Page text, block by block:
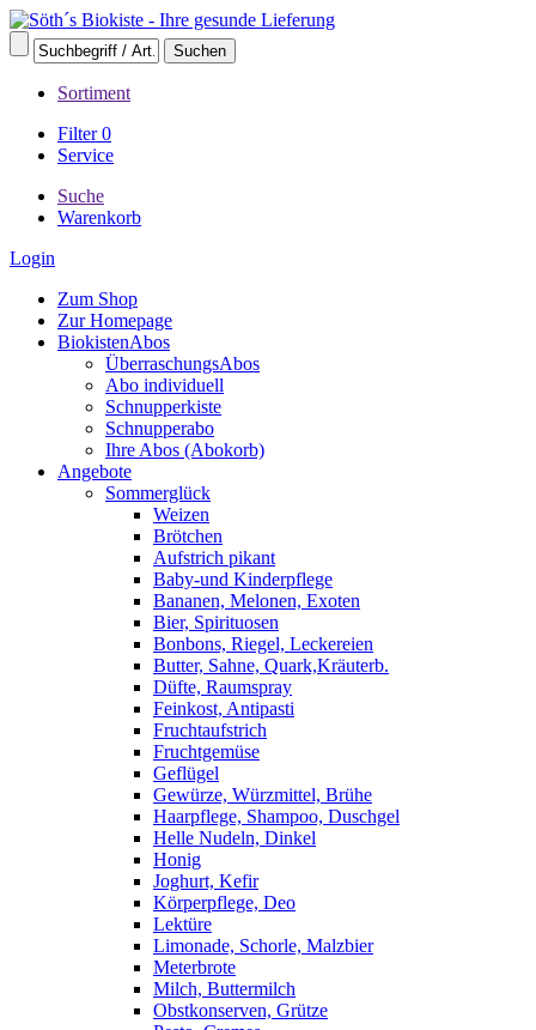
Sortiment
Filter0
Service
Suche
Warenkorb
Login
Zum Shop
Zur Homepage
BiokistenAbos
ÜberraschungsAbos
Abo individuell
Schnupperkiste
Schnupperabo
Ihre Abos (Abokorb)
Angebote
Sommerglück
Weizen
Brötchen
Aufstrich pikant
Baby-und Kinderpflege
Bananen, Melonen, Exoten
Bier, Spirituosen
Bonbons, Riegel, Leckereien
Butter, Sahne, Quark,Kräuterb.
Düfte, Raumspray
Feinkost, Antipasti
Fruchtaufstrich
Fruchtgemüse
Geflügel
Gewürze, Würzmittel, Brühe
Haarpflege, Shampoo, Duschgel
Helle Nudeln, Dinkel
Honig
Joghurt, Kefir
Körperpflege, Deo
Lektüre
Limonade, Schorle, Malzbier
Meterbrote
Milch, Buttermilch
Obstkonserven, Grütze